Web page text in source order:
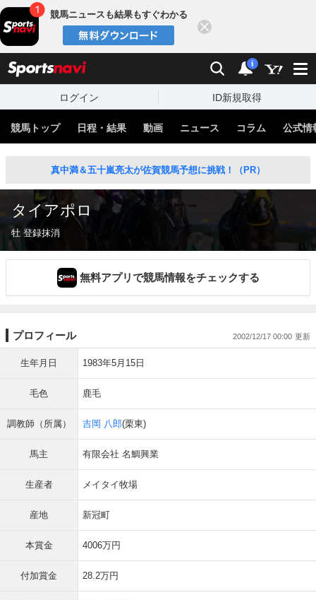
競馬ニュースも結果もすぐわかる
検索 通知
i
ログイン ID新規取得
競馬トップ 日程・結果 動画 ニュース コラム 公式情
真中満＆五十嵐亮太が佐賀競馬予想に挑戦！（PR）
タイアポロ
牡 登録抹消
無料アプリで競馬情報をチェックする
プロフィール 2002/12/17 00:00
生年月日 1983年5月15日
毛色 鹿毛
調教師（所属） 吉岡 八郎(栗東)
馬主 有限会社 名鯛興業
生産者 メイタイ牧場
産地 新冠町
本賞金 4006万円
付加賞金 28.2万円